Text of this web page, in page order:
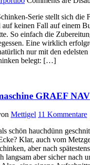
Serie stellt sich die
auf keinen Fall auf einem
So einfach die
Eine wirklich
nur mit den edelsten
belegt: […]
GRAEF
Mettigel 11 Kommentare
schön hauchdünn
Klar, auch vom
aber nach
langsam aber sicher nach